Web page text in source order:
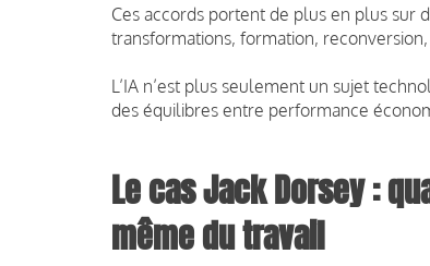
Ces accords portent de plus en plus sur
transformations, formation,
L’IA n’est plus seulement un sujet
des équilibres entre performance
Le cas Jack Dorsey :
même du travail